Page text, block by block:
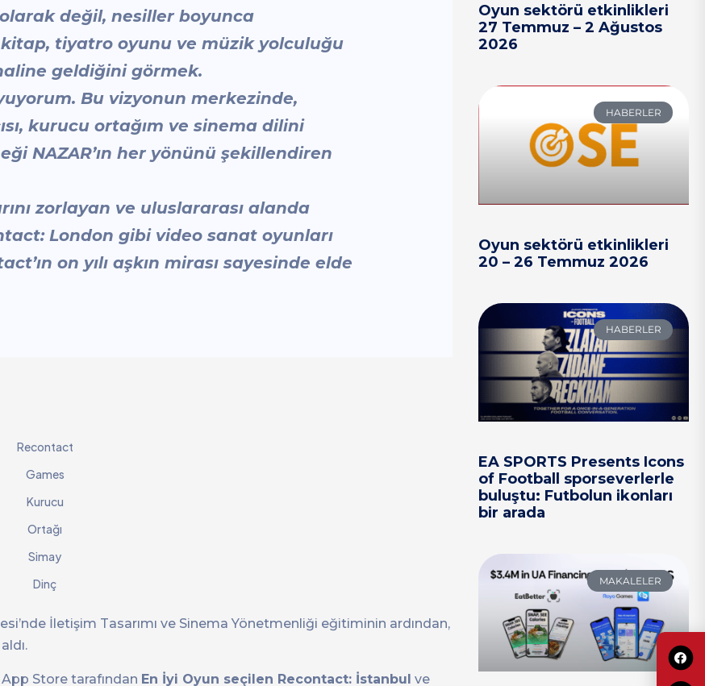
olarak değil, nesiller boyunca
tiyatro oyunu ve müzik yolculuğu
geldiğini görmek.
Bu vizyonun merkezinde,
kurucu ortağım ve sinema dilini
NAZAR’ın her yönünü şekillendiren
zorlayan ve uluslararası alanda
London gibi video sanat oyunları
on yılı aşkın mirası sayesinde elde
Recontact
Games
Kurucu
Ortağı
Simay
Dinç
İletişim Tasarımı ve Sinema Yönetmenliği eğitiminin ardından,
Store tarafından En İyi Oyun seçilen Recontact: İstanbul ve
Oyun sektörü etkinlikleri
27 Temmuz – 2 Ağustos
2026
HABERLER
Oyun sektörü etkinlikleri
20 – 26 Temmuz 2026
HABERLER
EA SPORTS Presents Icons
of Football sporseverlerle
buluştu: Futbolun ikonları
bir arada
MAKALELER